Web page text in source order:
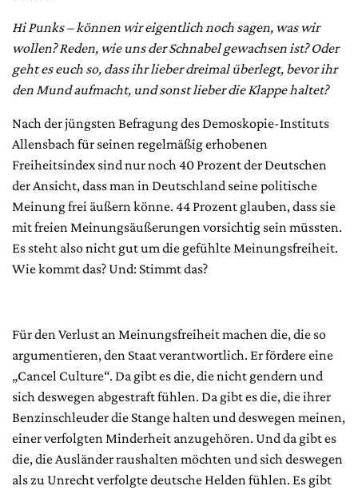
Hi Punks – können wir eigentlich noch sagen, was wir
wollen? Reden, wie uns der Schnabel gewachsen ist? Oder
geht es euch so, dass ihr lieber dreimal überlegt, bevor ihr
den Mund aufmacht, und sonst lieber die Klappe haltet?
Nach der jüngsten Befragung des Demoskopie-Instituts
Allensbach für seinen regelmäßig erhobenen
Freiheitsindex sind nur noch 40 Prozent der Deutschen
der Ansicht, dass man in Deutschland seine politische
Meinung frei äußern könne. 44 Prozent glauben, dass sie
mit freien Meinungsäußerungen vorsichtig sein müssten.
Es steht also nicht gut um die gefühlte Meinungsfreiheit.
Wie kommt das? Und: Stimmt das?
Für den Verlust an Meinungsfreiheit machen die, die so
argumentieren, den Staat verantwortlich. Er fördere eine
„Cancel Culture“. Da gibt es die, die nicht gendern und
sich deswegen abgestraft fühlen. Da gibt es die, die ihrer
Benzinschleuder die Stange halten und deswegen meinen,
einer verfolgten Minderheit anzugehören. Und da gibt es
die, die Ausländer raushalten möchten und sich deswegen
als zu Unrecht verfolgte deutsche Helden fühlen. Es gibt